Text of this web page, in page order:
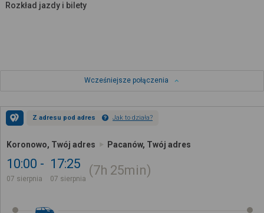
Rozkład jazdy i bilety
Wcześniejsze połączenia
Z adresu pod adres Jak to działa?
Koronowo, Twój adres Pacanów, Twój adres
10:00
07 sierpnia
17:25
07 sierpnia
7h 25min